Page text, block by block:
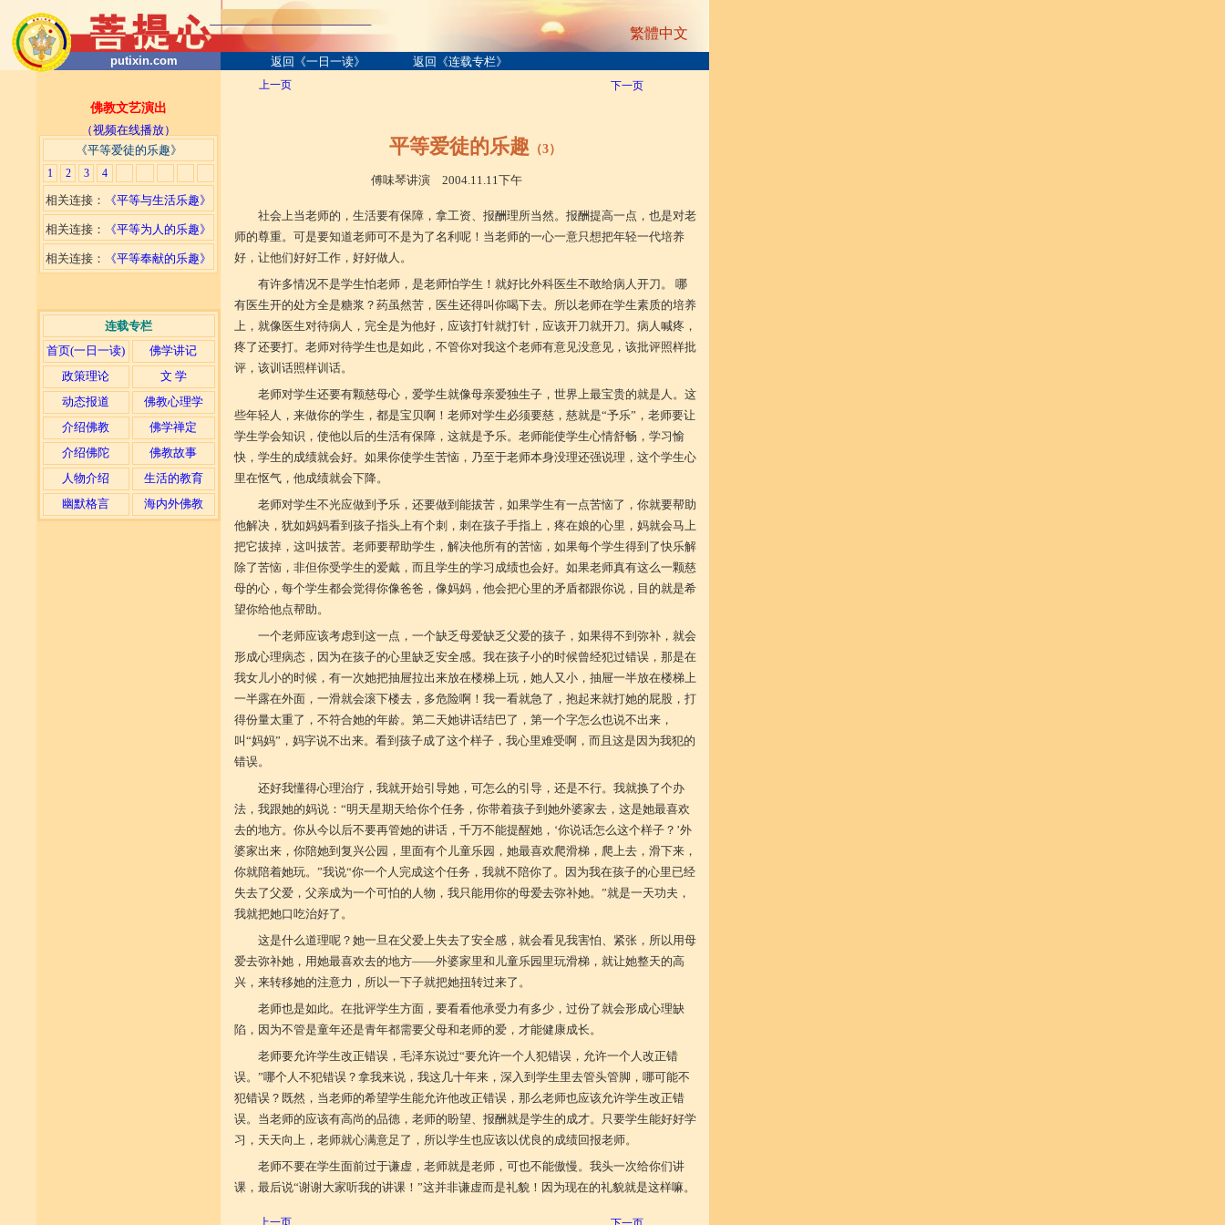
putixin.com 返回《一日一读》 返回《连载专栏》
佛教文艺演出
（视频在线播放）
连载专栏
首页(一日一读)
佛学讲记
政策理论
文 学
动态报道
佛教心理学
介绍佛教
佛学禅定
介绍佛陀
佛教故事
人物介绍
生活的教育
幽默格言
海内外佛教
上一页 下一页
平等爱徒的乐趣 （3）
傅味琴讲演 2004.11.11下午
社会上当老师的，生活要有保障，拿工资、报酬理所当然。报酬提高一点，也是对老
师的尊重。可是要知道老师可不是为了名利呢！当老师的一心一意只想把年轻一代培养
好，让他们好好工作，好好做人。
有许多情况不是学生怕老师，是老师怕学生！就好比外科医生不敢给病人开刀。 哪
有医生开的处方全是糖浆？药虽然苦，医生还得叫你喝下去。所以老师在学生素质的培养
上，就像医生对待病人，完全是为他好，应该打针就打针，应该开刀就开刀。病人喊疼，
疼了还要打。老师对待学生也是如此，不管你对我这个老师有意见没意见，该批评照样批
评，该训话照样训话。
老师对学生还要有颗慈母心，爱学生就像母亲爱独生子，世界上最宝贵的就是人。这
些年轻人，来做你的学生，都是宝贝啊！老师对学生必须要慈，慈就是“予乐”，老师要让
学生学会知识，使他以后的生活有保障，这就是予乐。老师能使学生心情舒畅，学习愉
快，学生的成绩就会好。如果你使学生苦恼，乃至于老师本身没理还强说理，这个学生心
里在怄气，他成绩就会下降。
老师对学生不光应做到予乐，还要做到能拔苦，如果学生有一点苦恼了，你就要帮助
他解决，犹如妈妈看到孩子指头上有个刺，刺在孩子手指上，疼在娘的心里，妈就会马上
把它拔掉，这叫拔苦。老师要帮助学生，解决他所有的苦恼，如果每个学生得到了快乐解
除了苦恼，非但你受学生的爱戴，而且学生的学习成绩也会好。如果老师真有这么一颗慈
母的心，每个学生都会觉得你像爸爸，像妈妈，他会把心里的矛盾都跟你说，目的就是希
望你给他点帮助。
一个老师应该考虑到这一点，一个缺乏母爱缺乏父爱的孩子，如果得不到弥补，就会
形成心理病态，因为在孩子的心里缺乏安全感。我在孩子小的时候曾经犯过错误，那是在
我女儿小的时候，有一次她把抽屉拉出来放在楼梯上玩，她人又小，抽屉一半放在楼梯上
一半露在外面，一滑就会滚下楼去，多危险啊！我一看就急了，抱起来就打她的屁股，打
得份量太重了，不符合她的年龄。第二天她讲话结巴了，第一个字怎么也说不出来，
叫“妈妈”，妈字说不出来。看到孩子成了这个样子，我心里难受啊，而且这是因为我犯的
错误。
还好我懂得心理治疗，我就开始引导她，可怎么的引导，还是不行。我就换了个办
法，我跟她的妈说：“明天星期天给你个任务，你带着孩子到她外婆家去，这是她最喜欢
去的地方。你从今以后不要再管她的讲话，千万不能提醒她，‘你说话怎么这个样子？’外
婆家出来，你陪她到复兴公园，里面有个儿童乐园，她最喜欢爬滑梯，爬上去，滑下来，
你就陪着她玩。”我说“你一个人完成这个任务，我就不陪你了。因为我在孩子的心里已经
失去了父爱，父亲成为一个可怕的人物，我只能用你的母爱去弥补她。”就是一天功夫，
我就把她口吃治好了。
这是什么道理呢？她一旦在父爱上失去了安全感，就会看见我害怕、紧张，所以用母
爱去弥补她，用她最喜欢去的地方——外婆家里和儿童乐园里玩滑梯，就让她整天的高
兴，来转移她的注意力，所以一下子就把她扭转过来了。
老师也是如此。在批评学生方面，要看看他承受力有多少，过份了就会形成心理缺
陷，因为不管是童年还是青年都需要父母和老师的爱，才能健康成长。
老师要允许学生改正错误，毛泽东说过“要允许一个人犯错误，允许一个人改正错
误。”哪个人不犯错误？拿我来说，我这几十年来，深入到学生里去管头管脚，哪可能不
犯错误？既然，当老师的希望学生能允许他改正错误，那么老师也应该允许学生改正错
误。当老师的应该有高尚的品德，老师的盼望、报酬就是学生的成才。只要学生能好好学
习，天天向上，老师就心满意足了，所以学生也应该以优良的成绩回报老师。
老师不要在学生面前过于谦虚，老师就是老师，可也不能傲慢。我头一次给你们讲
课，最后说“谢谢大家听我的讲课！”这并非谦虚而是礼貌！因为现在的礼貌就是这样嘛。
上一页
《平等爱徒的乐趣》
1 2 3 4
相关连接： 《平等与生活乐趣》
相关连接： 《平等为人的乐趣》
相关连接： 《平等奉献的乐趣》
繁體中文